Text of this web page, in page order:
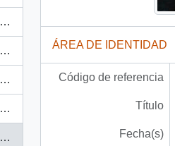
ÁREA DE IDENTIDAD
Código de referencia
Título
Fecha(s)